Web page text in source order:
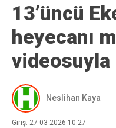
13’üncü
heyecanı
videosuyla
Neslihan Kaya
Giriş: 27-03-2026 10:27